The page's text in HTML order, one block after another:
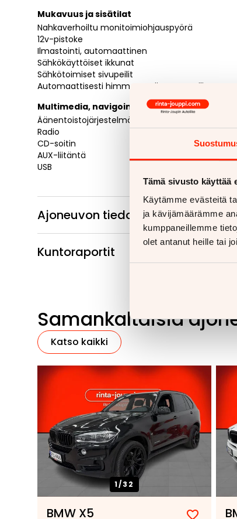
Tämä sivusto käyttää
Käytämme evästeitä
ja kävijämäärämme
kumppaneillemme
olet antanut heille tai
Mukavuus ja sisätilat
Nahkaverhoiltu monitoimiohjauspyörä
12v-pistoke
Ilmastointi, automaattinen
Sähkökäyttöiset ikkunat
Sähkötoimiset sivupeilit
Automaattisesti himmentyvä taustapeili
Multimedia, navigointi ja yhteydet
Äänentoistojärjestelmä
Radio
CD-soitin
AUX-liitäntä
USB
Ajoneuvon tiedot
Kuntoraportit
Samankaltaisia
Katso kaikki
1/32
BMW X5